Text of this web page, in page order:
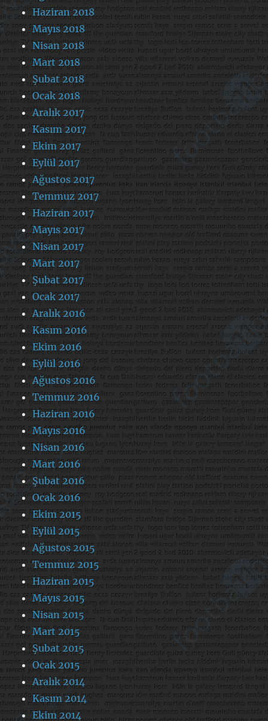
Haziran 2018
Mayıs 2018
Nisan 2018
Mart 2018
Şubat 2018
Ocak 2018
Aralık 2017
Kasım 2017
Ekim 2017
Eylül 2017
Ağustos 2017
Temmuz 2017
Haziran 2017
Mayıs 2017
Nisan 2017
Mart 2017
Şubat 2017
Ocak 2017
Aralık 2016
Kasım 2016
Ekim 2016
Eylül 2016
Ağustos 2016
Temmuz 2016
Haziran 2016
Mayıs 2016
Nisan 2016
Mart 2016
Şubat 2016
Ocak 2016
Ekim 2015
Eylül 2015
Ağustos 2015
Temmuz 2015
Haziran 2015
Mayıs 2015
Nisan 2015
Mart 2015
Şubat 2015
Ocak 2015
Aralık 2014
Kasım 2014
Ekim 2014